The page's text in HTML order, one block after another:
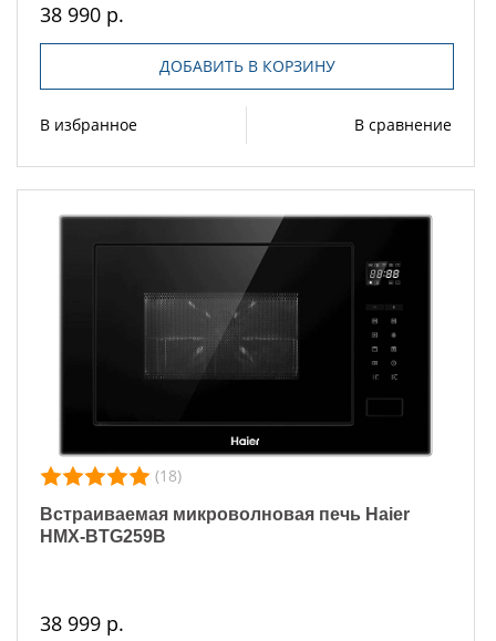
38 990 р.
ДОБАВИТЬ В КОРЗИНУ
В избранное В сравнение
(18)
Встраиваемая микроволновая печь Haier
HMX-BTG259B
38 999 р.